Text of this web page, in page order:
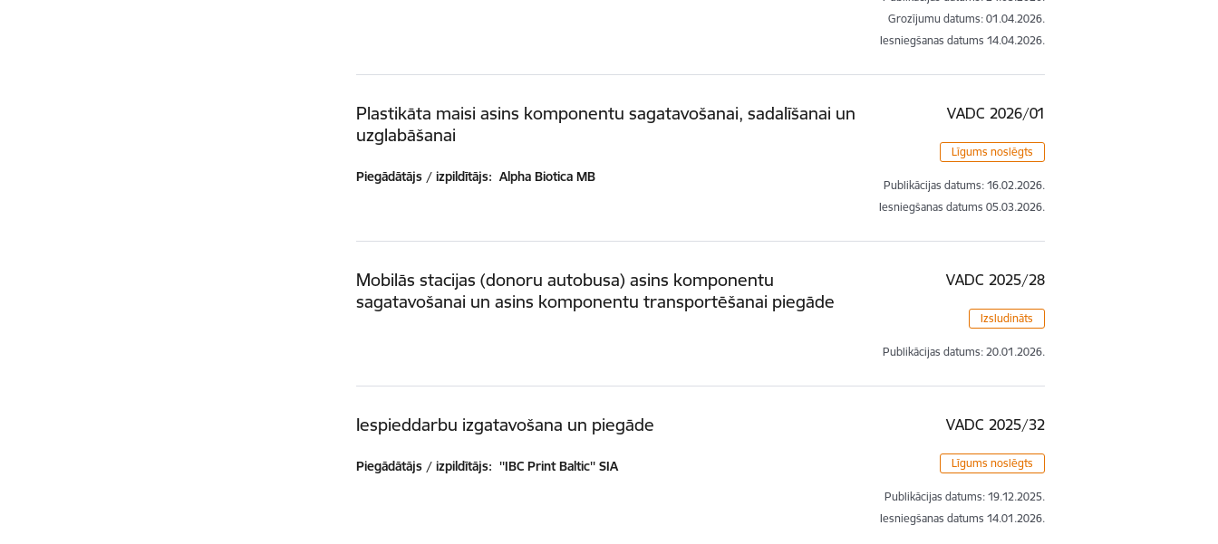
Grozījumu datums: 01.04.2026.
Iesniegšanas datums 14.04.2026.
Plastikāta maisi asins komponentu sagatavošanai, sadalīšanai un
uzglabāšanai
Piegādātājs / izpildītājs: Alpha Biotica MB
VADC 2026/01
Līgums noslēgts
Publikācijas datums: 16.02.2026.
Iesniegšanas datums 05.03.2026.
Mobilās stacijas (donoru autobusa) asins komponentu
sagatavošanai un asins komponentu transportēšanai piegāde
VADC 2025/28
Izsludināts
Publikācijas datums: 20.01.2026.
Iespieddarbu izgatavošana un piegāde
Piegādātājs / izpildītājs: ''IBC Print Baltic'' SIA
VADC 2025/32
Līgums noslēgts
Publikācijas datums: 19.12.2025.
Iesniegšanas datums 14.01.2026.